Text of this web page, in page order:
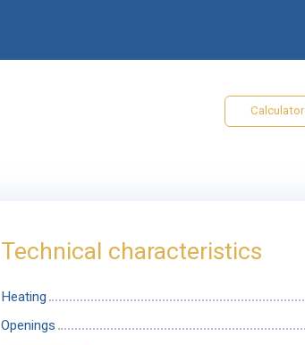
Calculator
Technical characteristics
Heating
Openings